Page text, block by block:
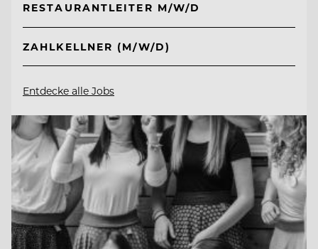
RESTAURANTLEITER M/W/D
ZAHLKELLNER (M/W/D)
Entdecke alle Jobs